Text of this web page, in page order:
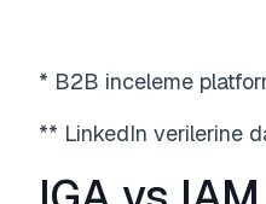
* B2B inceleme
** LinkedIn verilerine